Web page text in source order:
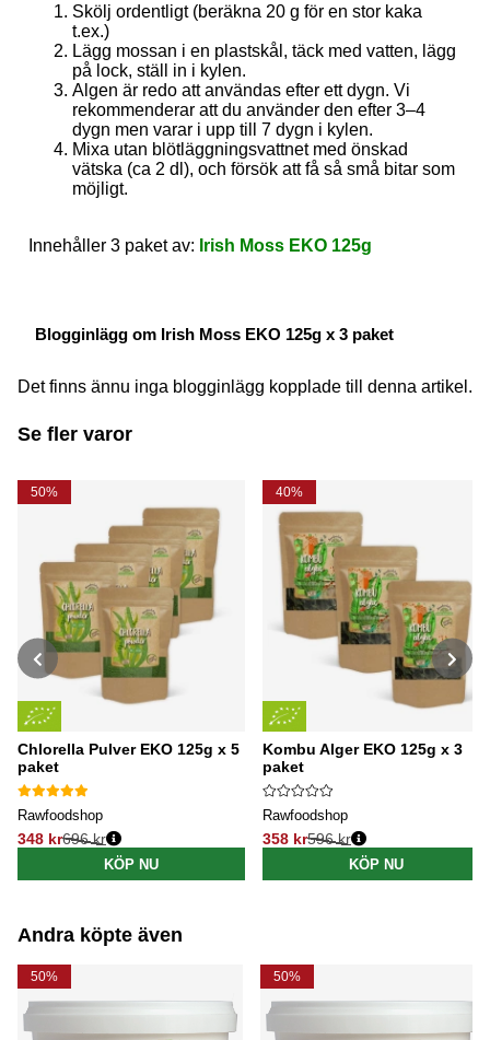
Skölj ordentligt (beräkna 20 g för en stor kaka
t.ex.)
Lägg mossan i en plastskål, täck med vatten, lägg
på lock, ställ in i kylen.
Algen är redo att användas efter ett dygn. Vi
rekommenderar att du använder den efter 3–4
dygn men varar i upp till 7 dygn i kylen.
Mixa utan blötläggningsvattnet med önskad
vätska (ca 2 dl), och försök att få så små bitar som
möjligt.
Innehåller 3 paket av: Irish Moss EKO 125g
Blogginlägg om Irish Moss EKO 125g x 3 paket
Det finns ännu inga blogginlägg kopplade till denna artikel.
Se fler varor
50%
Chlorella Pulver EKO 125g x 5
paket
Rawfoodshop
348 kr
Ordinarie pris:
696 kr
KÖP NU
40%
Kombu Alger EKO 125g x 3
paket
Rawfoodshop
358 kr
Ordinarie pris:
596 kr
KÖP NU
Andra köpte även
50% 50%